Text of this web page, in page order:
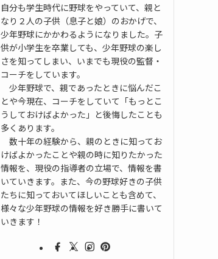
自分も学生時代に野球をやっていて、親と
なり２人の子供（息子と娘）のおかげで、
少年野球にかかわるようになりました。子
供が小学生を卒業しても、少年野球の楽し
さを知ってしまい、いまでも現役の監督・
コーチをしています。
少年野球で、親であったときに悩んだこ
とや今現在、コーチをしていて「もっとこ
うしておけばよかった」と後悔したことも
多くあります。
数十年の経験から、親のときに知ってお
けばよかったことや親の時に知りたかった
情報を、現役の指導者の立場で、情報を書
いていきます。また、今の野球好きの子供
たちに知っておいてほしいことも含めて、
様々な少年野球の情報を好き勝手に書いて
いきます！